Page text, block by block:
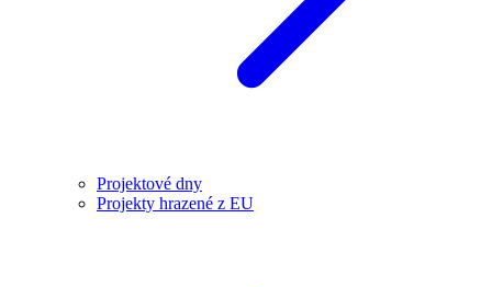
Projektové dny
Projekty hrazené z EU